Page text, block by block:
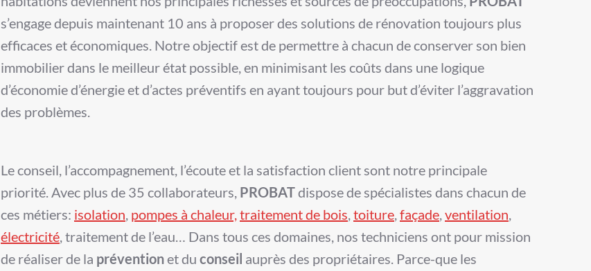
s’engage depuis maintenant 10 ans à proposer des solutions de rénovation toujours plus
efficaces et économiques. Notre objectif est de permettre à chacun de conserver son bien
immobilierdans le meilleur état possible, en minimisant les coûts dans une logique
d’économie d’énergie et d’actes préventifs en ayant toujours pour but d’éviter l’aggravation
des problèmes.
Le conseil, l’accompagnement, l’écoute et la satisfaction client sont notre principale
priorité. Avec plus de 35 collaborateurs, PROBATdispose de spécialistes dans chacun de
ces métiers: isolation, pompes à chaleur,traitement de bois, toiture, façade, ventilation,
électricité, traitement de l’eau… Dans tous ces domaines, nos techniciens ont pour mission
de réaliser de la préventionet du conseil auprès des propriétaires. Parce-que les